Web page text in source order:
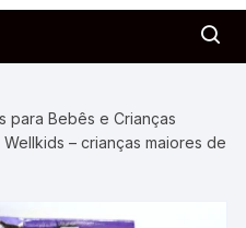
para Bebês e Crianças
– crianças maiores de